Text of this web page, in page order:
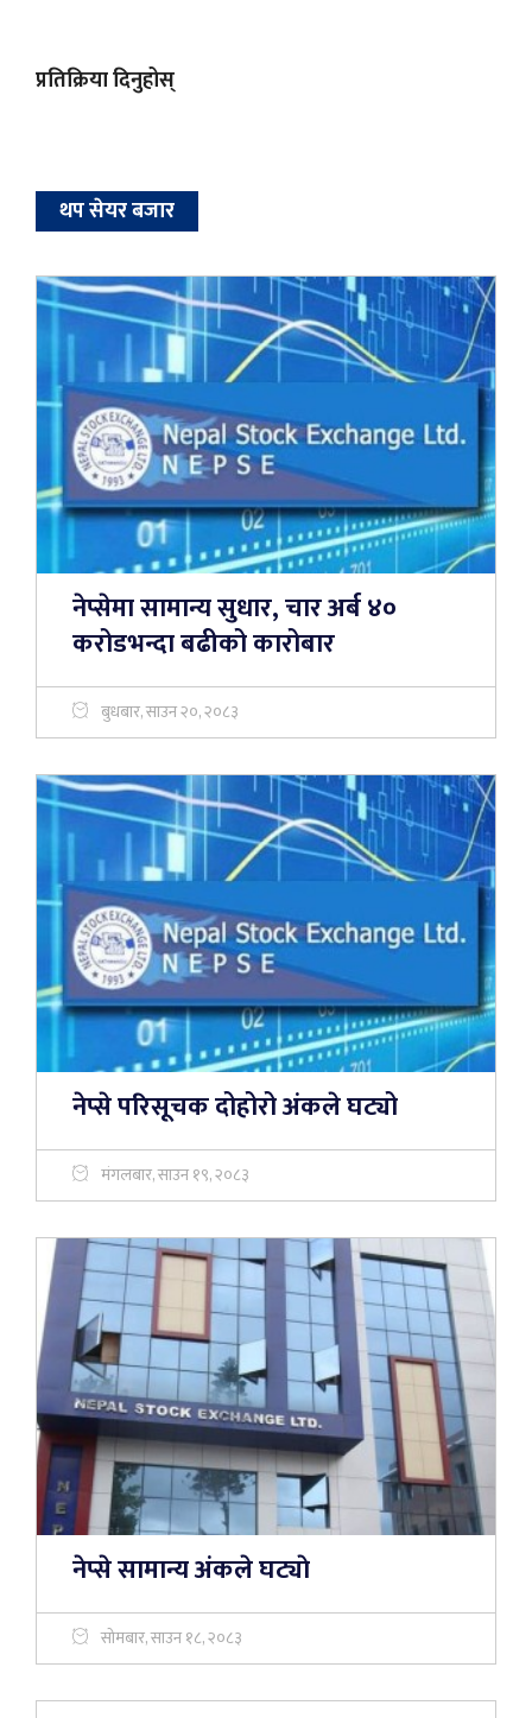
प्रतिक्रिया दिनुहोस्
थप सेयर बजार
नेप्सेमा सामान्य सुधार, चार अर्ब ४०
करोडभन्दा बढीको कारोबार
बुधबार, साउन २०, २०८३
नेप्से परिसूचक दोहोरो अंकले घट्यो
मंगलबार, साउन १९, २०८३
नेप्से सामान्य अंकले घट्याे
सोमबार, साउन १८, २०८३